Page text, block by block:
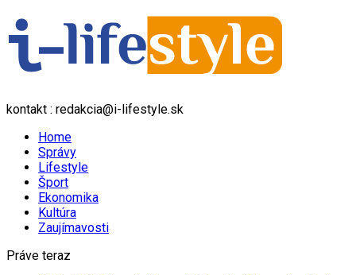
kontakt : redakcia@i-lifestyle.sk
Home
Správy
Lifestyle
Šport
Ekonomika
Kultúra
Zaujímavosti
Práve teraz